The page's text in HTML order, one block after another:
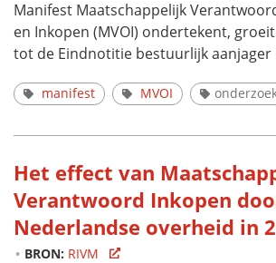
Manifest Maatschappelijk
en Inkopen (MVOI) ondertekent,
tot de Eindnotitie bestuurlijk aanjager
manifest MVOI
Het effect van
Verantwoord Inkopen
Nederlandse overheid in
BRON: RIVM